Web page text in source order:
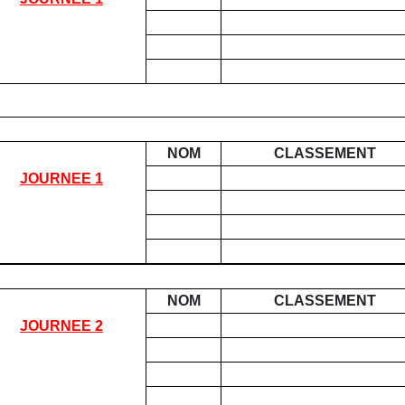
JOURNEE 1
NOM CLASSEMENT
JOURNEE 2
NOM CLASSEMENT